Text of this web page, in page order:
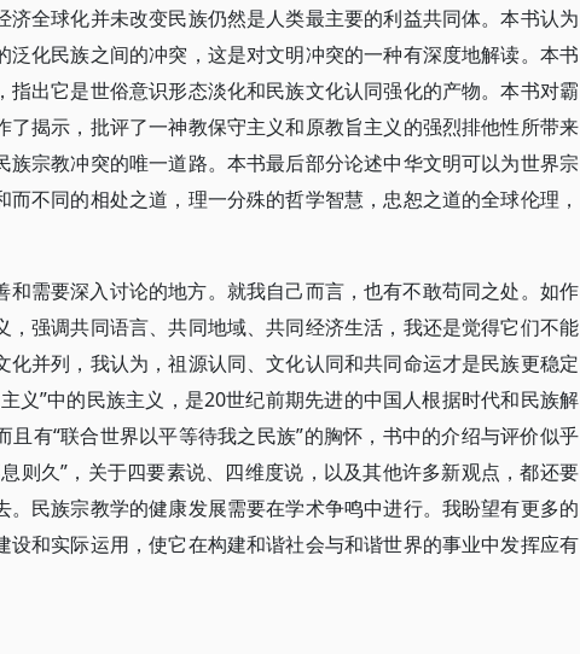
全球化并未改变民族仍然是人类最主要的利益共同体。本书认为
化民族之间的冲突，这是对文明冲突的一种有深度地解读。本书
出它是世俗意识形态淡化和民族文化认同强化的产物。本书对霸
揭示，批评了一神教保守主义和原教旨主义的强烈排他性所带来
族宗教冲突的唯一道路。本书最后部分论述中华文明可以为世界宗
不同的相处之道，理一分殊的哲学智慧，忠恕之道的全球伦理，
和需要深入讨论的地方。就我自己而言，也有不敢苟同之处。如作
强调共同语言、共同地域、共同经济生活，我还是觉得它们不能
并列，我认为，祖源认同、文化认同和共同命运才是民族更稳定
义”中的民族主义，是20世纪前期先进的中国人根据时代和民族解
且有“联合世界以平等待我之民族”的胸怀，书中的介绍与评价似乎
则久”，关于四要素说、四维度说，以及其他许多新观点，都还要
民族宗教学的健康发展需要在学术争鸣中进行。我盼望有更多的
设和实际运用，使它在构建和谐社会与和谐世界的事业中发挥应有